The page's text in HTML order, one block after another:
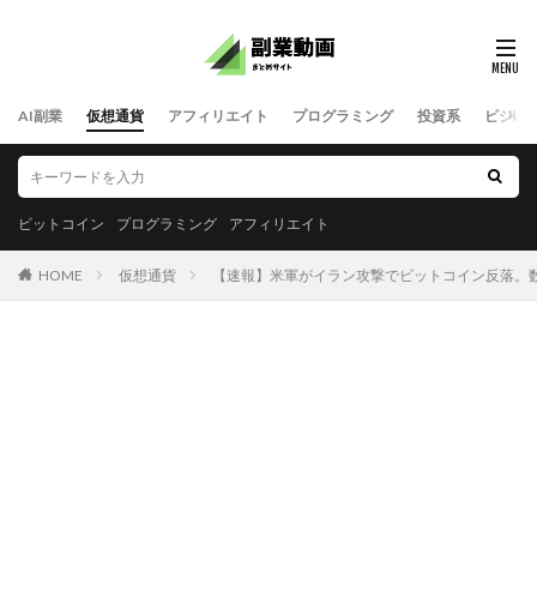
AI副業 仮想通貨 アフィリエイト プログラミング 投資系 ビジネ
ビットコイン プログラミング アフィリエイト
HOME 仮想通貨 【速報】米軍がイラン攻撃でビットコイン反落